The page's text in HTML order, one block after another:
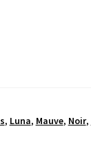
, Luna, Mauve, Noir,